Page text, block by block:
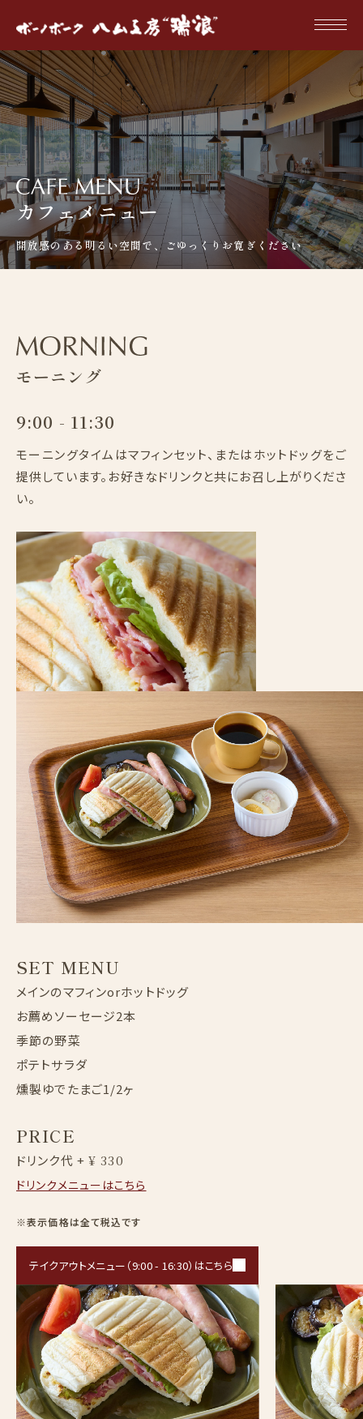
カフェメニュー
開放感のある明るい空間で、ごゆっくりお寛ぎください
モーニング
9:00 - 11:30
モーニングタイムはマフィンセット、またはホットドッグをご
提供しています。お好きなドリンクと共にお召し上がりくださ
い。
SET MENU
メインのマフィンorホットドッグ
お薦めソーセージ2本
季節の野菜
ポテトサラダ
燻製ゆでたまご1/2ヶ
PRICE
ドリンク代 + ¥ 330
ドリンクメニューはこちら
※表示価格は全て税込です
テイクアウトメニュー（9:00 - 16:30）はこちら